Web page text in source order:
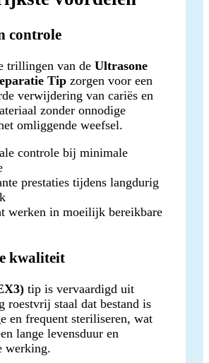
controle
trillingen van de Ultrasone
Tip zorgen voor een
verwijdering van cariës en
zonder onnodige
omliggende weefsel.
controle bij minimale
prestaties tijdens langdurig
werken in moeilijk bereikbare
kwaliteit
tip is vervaardigd uit
roestvrij staal dat bestand is
en frequent steriliseren, wat
lange levensduur en
werking.